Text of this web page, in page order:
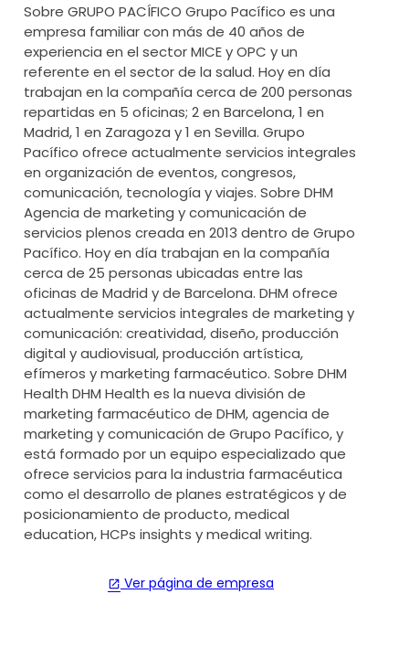
Sobre GRUPO PACÍFICO Grupo Pacífico es una
empresa familiar con más de 40 años de
experiencia en el sector MICE y OPC y un
referente en el sector de la salud. Hoy en día
trabajan en la compañía cerca de 200 personas
repartidas en 5 oficinas; 2 en Barcelona, 1 en
Madrid, 1 en Zaragoza y 1 en Sevilla. Grupo
Pacífico ofrece actualmente servicios integrales
en organización de eventos, congresos,
comunicación, tecnología y viajes. Sobre DHM
Agencia de marketing y comunicación de
servicios plenos creada en 2013 dentro de Grupo
Pacífico. Hoy en día trabajan en la compañía
cerca de 25 personas ubicadas entre las
oficinas de Madrid y de Barcelona. DHM ofrece
actualmente servicios integrales de marketing y
comunicación: creatividad, diseño, producción
digital y audiovisual, producción artística,
efímeros y marketing farmacéutico. Sobre DHM
Health DHM Health es la nueva división de
marketing farmacéutico de DHM, agencia de
marketing y comunicación de Grupo Pacífico, y
está formado por un equipo especializado que
ofrece servicios para la industria farmacéutica
como el desarrollo de planes estratégicos y de
posicionamiento de producto, medical
education, HCPs insights y medical writing.
open_in_new Ver página de empresa